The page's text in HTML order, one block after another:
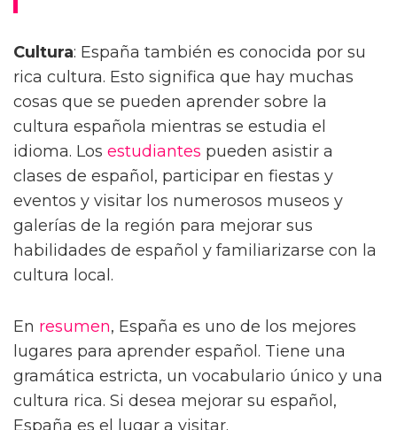
Cultura: España también es conocida por su
rica cultura. Esto significa que hay muchas
cosas que se pueden aprender sobre la
cultura española mientras se estudia el
idioma. Los estudiantes pueden asistir a
clases de español, participar en fiestas y
eventos y visitar los numerosos museos y
galerías de la región para mejorar sus
habilidades de español y familiarizarse con la
cultura local.
En resumen, España es uno de los mejores
lugares para aprender español. Tiene una
gramática estricta, un vocabulario único y una
cultura rica. Si desea mejorar su español,
España es el lugar a visitar.